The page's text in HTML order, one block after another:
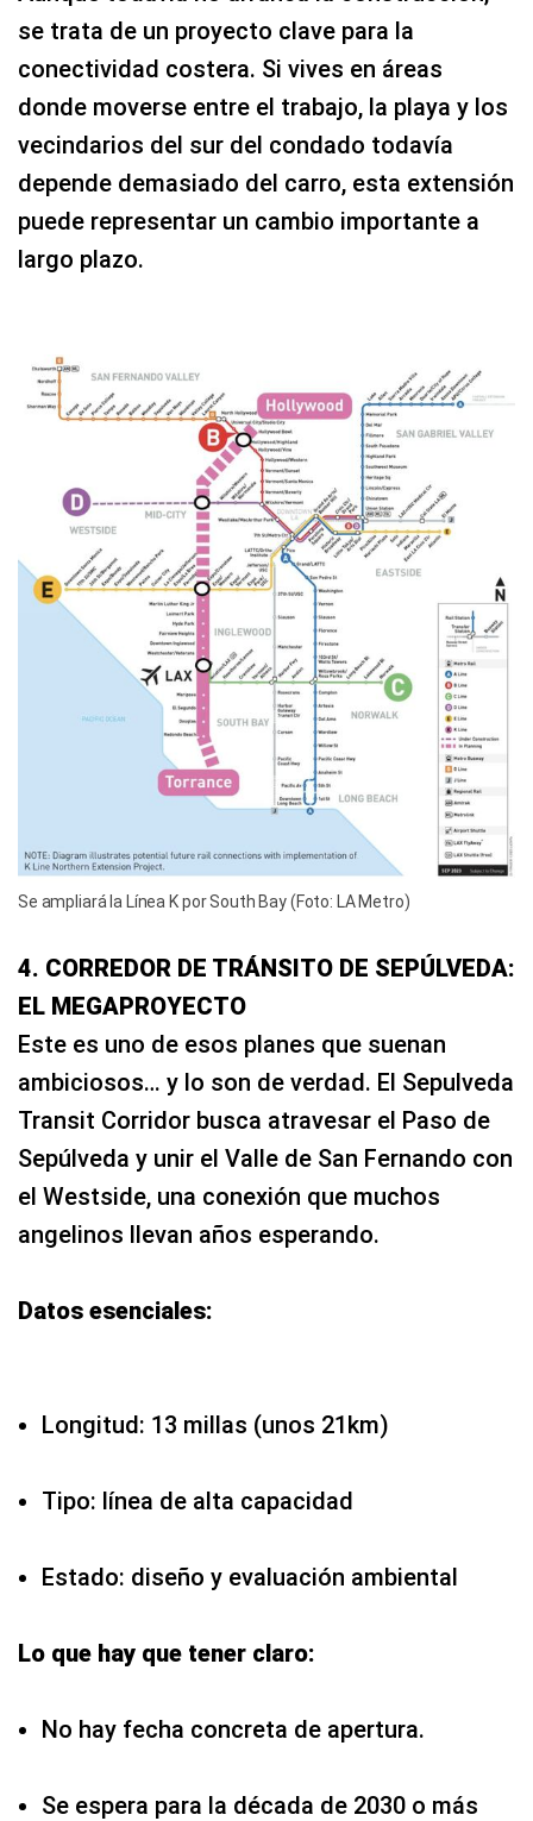
se trata de un proyecto clave para la
conectividad costera. Si vives en áreas
donde moverse entre el trabajo, la playa y los
vecindarios del sur del condado todavía
depende demasiado del carro, esta extensión
puede representar un cambio importante a
largo plazo.
Se ampliará la Línea K por South Bay (Foto: LA Metro)
4. CORREDOR DE TRÁNSITO DE SEPÚLVEDA:
EL MEGAPROYECTO
Este es uno de esos planes que suenan
ambiciosos… y lo son de verdad. El Sepulveda
Transit Corridor busca atravesar el Paso de
Sepúlveda y unir el Valle de San Fernando con
el Westside, una conexión que muchos
angelinos llevan años esperando.
Datos esenciales:
Longitud: 13 millas (unos 21km)
Tipo: línea de alta capacidad
Estado: diseño y evaluación ambiental
Lo que hay que tener claro:
No hay fecha concreta de apertura.
Se espera para la década de 2030 o más